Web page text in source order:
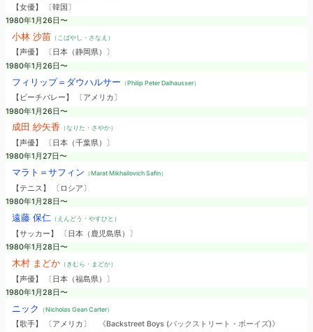
【女優】 〔韓国〕
1980年1月26日〜
小林 沙苗 （こばやし・さなえ）
【声優】 〔日本（静岡県）〕
1980年1月26日〜
フィリップ＝ダウハルサー （Philip Peter Dalhausser）
【ビーチバレー】 〔アメリカ〕
1980年1月26日〜
成田 紗矢香 （なりた・さやか）
【声優】 〔日本（千葉県）〕
1980年1月27日〜
マラト＝サフィン （Marat Mikhailovich Safin）
【テニス】 〔ロシア〕
1980年1月28日〜
遠藤 保仁 （えんどう・やすひと）
【サッカー】 〔日本（鹿児島県）〕
1980年1月28日〜
木村 まどか（きむら・まどか）
【声優】 〔日本（福島県）〕
1980年1月28日〜
ニック （Nicholas Gean Carter）
【歌手】 〔アメリカ〕
《Backstreet Boys (バックストリート・ボーイズ)》